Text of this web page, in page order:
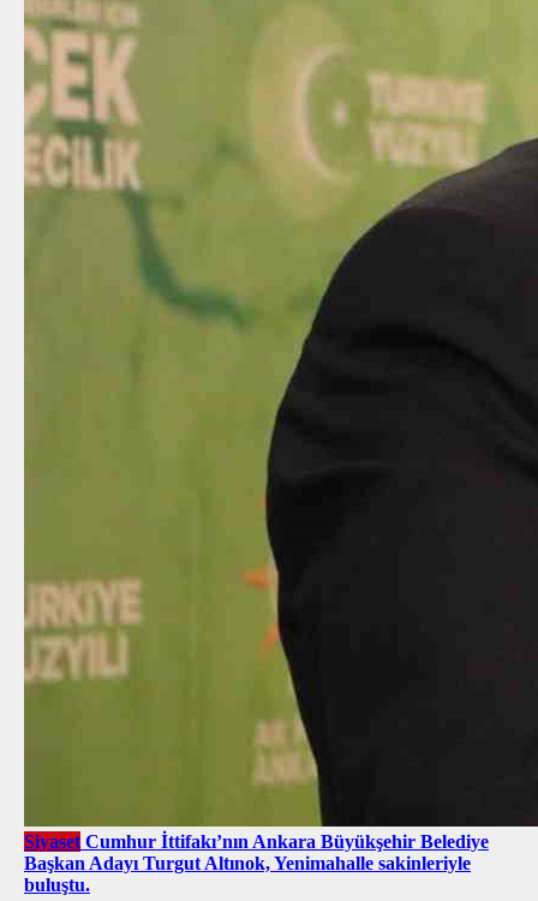
Siyaset Cumhur İttifakı’nın Ankara Büyükşehir Belediye
Başkan Adayı Turgut Altınok, Yenimahalle sakinleriyle
buluştu.